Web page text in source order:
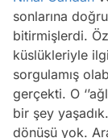
sonlarına
bitirmişlerdi.
küslükleriyle
sorgulamış
gerçekti. O
bir şey
dönüşü yok.